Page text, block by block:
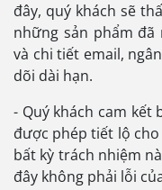
đây, quý khách sẽ
những sản phẩm
và chi tiết email,
dõi dài hạn.
- Quý khách cam kết
được phép tiết lộ
bất kỳ trách nhiệm
đây không phải lỗi